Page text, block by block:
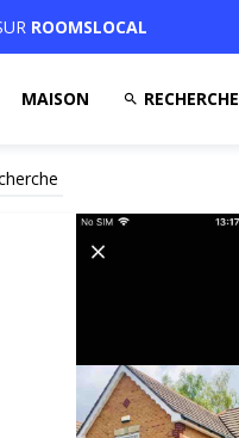
ROOMSLOCAL
MAISON RECHERCHE